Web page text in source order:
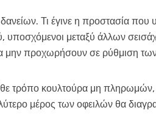
Τι έγινε η προστασία που
μεταξύ άλλων
προχωρήσουν σε ρύθμιση
τρόπο κουλτούρα μη
μέρος των οφειλών θα